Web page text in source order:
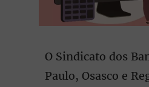
O Sindicato dos
Paulo, Osasco e